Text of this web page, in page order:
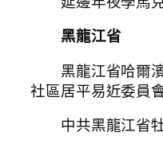
黑龍江省
黑龍江省哈爾濱
社區居平易近委員
中共黑龍江省牡